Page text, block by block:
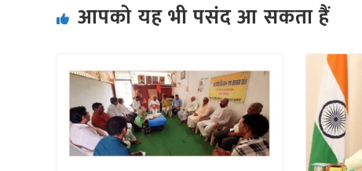
आपको यह भी पसंद आ सकता हैं